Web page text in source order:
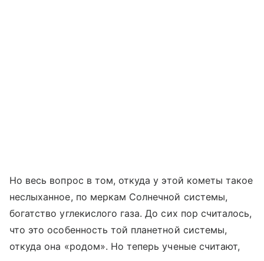
Но весь вопрос в том, откуда у этой кометы такое
неслыханное, по меркам Солнечной системы,
богатство углекислого газа. До сих пор считалось,
что это особенность той планетной системы,
откуда она «родом». Но теперь ученые считают,